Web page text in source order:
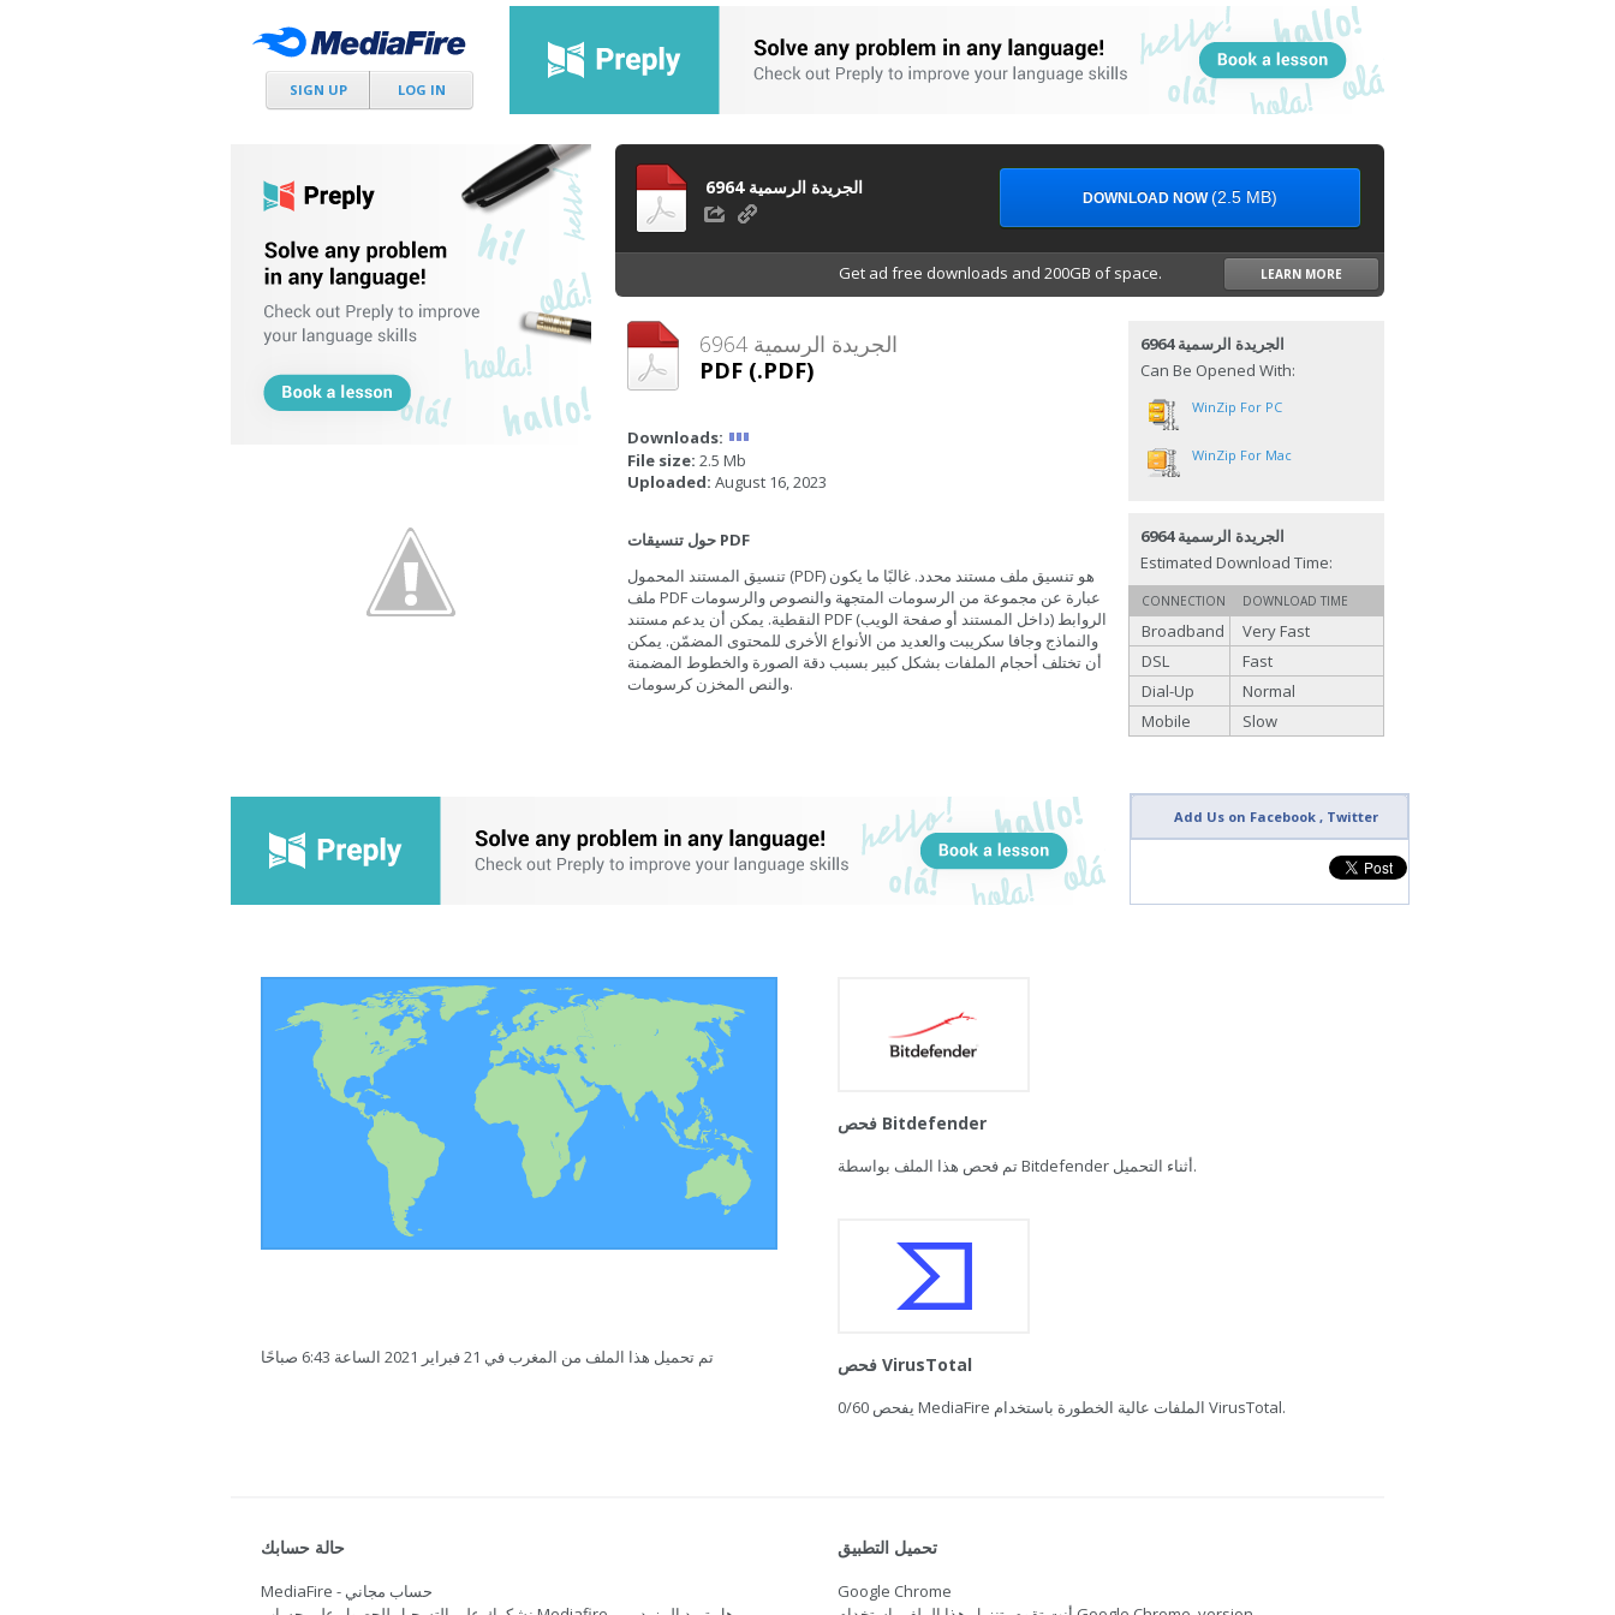
SIGN UP LOG IN
Get ad free downloads and 200GB of space. LEARN MORE
الجريدة الرسمية 6964
PDF (.PDF)
Downloads:
File size: 2.5 Mb
Uploaded: August 16, 2023
حول تنسيقات PDF
تنسيق المستند المحمول (PDF) هو تنسيق ملف مستند محدد. غالبًا ما يكون
ملف PDF عبارة عن مجموعة من الرسومات المتجهة والنصوص والرسومات
النقطية. يمكن أن يدعم مستند PDF الروابط (داخل المستند أو صفحة الويب)
والنماذج وجافا سكريبت والعديد من الأنواع الأخرى للمحتوى المضمّن. يمكن
أن تختلف أحجام الملفات بشكل كبير بسبب دقة الصورة والخطوط المضمنة
والنص المخزن كرسومات.
الجريدة الرسمية 6964
Can Be Opened With:
WinZip For PC
WinZip For Mac
الجريدة الرسمية 6964
Estimated Download Time:
CONNECTION DOWNLOAD TIME
Broadband
Very Fast
DSL
Fast
Dial-Up
Normal
Mobile
Slow
الجريدة الرسمية 6964 DOWNLOAD NOW(2.5 MB)
Add Us on Facebook , Twitter
تم تحميل هذا الملف من المغرب في 21 فبراير 2021 الساعة 6:43 صباحًا
فحص Bitdefender
تم فحص هذا الملف بواسطة Bitdefender أثناء التحميل.
فحص VirusTotal
0/60 يفحص MediaFire الملفات عالية الخطورة باستخدام VirusTotal.
حالة حسابك
MediaFire - حساب مجاني
تحميل التطبيق
Google Chrome